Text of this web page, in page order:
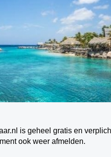
is geheel gratis en
ook weer afmelden.